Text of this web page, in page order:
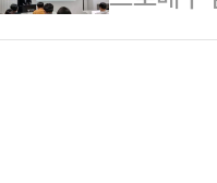
윈스 복
상금 1억
를 이전